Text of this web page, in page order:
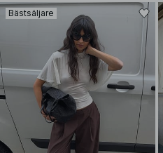
Bästsäljare